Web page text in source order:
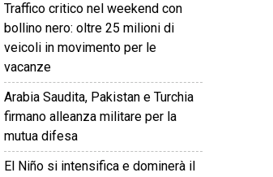
Traffico critico nel weekend con
bollino nero: oltre 25 milioni di
veicoli in movimento per le
vacanze
Arabia Saudita, Pakistan e Turchia
firmano alleanza militare per la
mutua difesa
El Niño si intensifica e dominerà il